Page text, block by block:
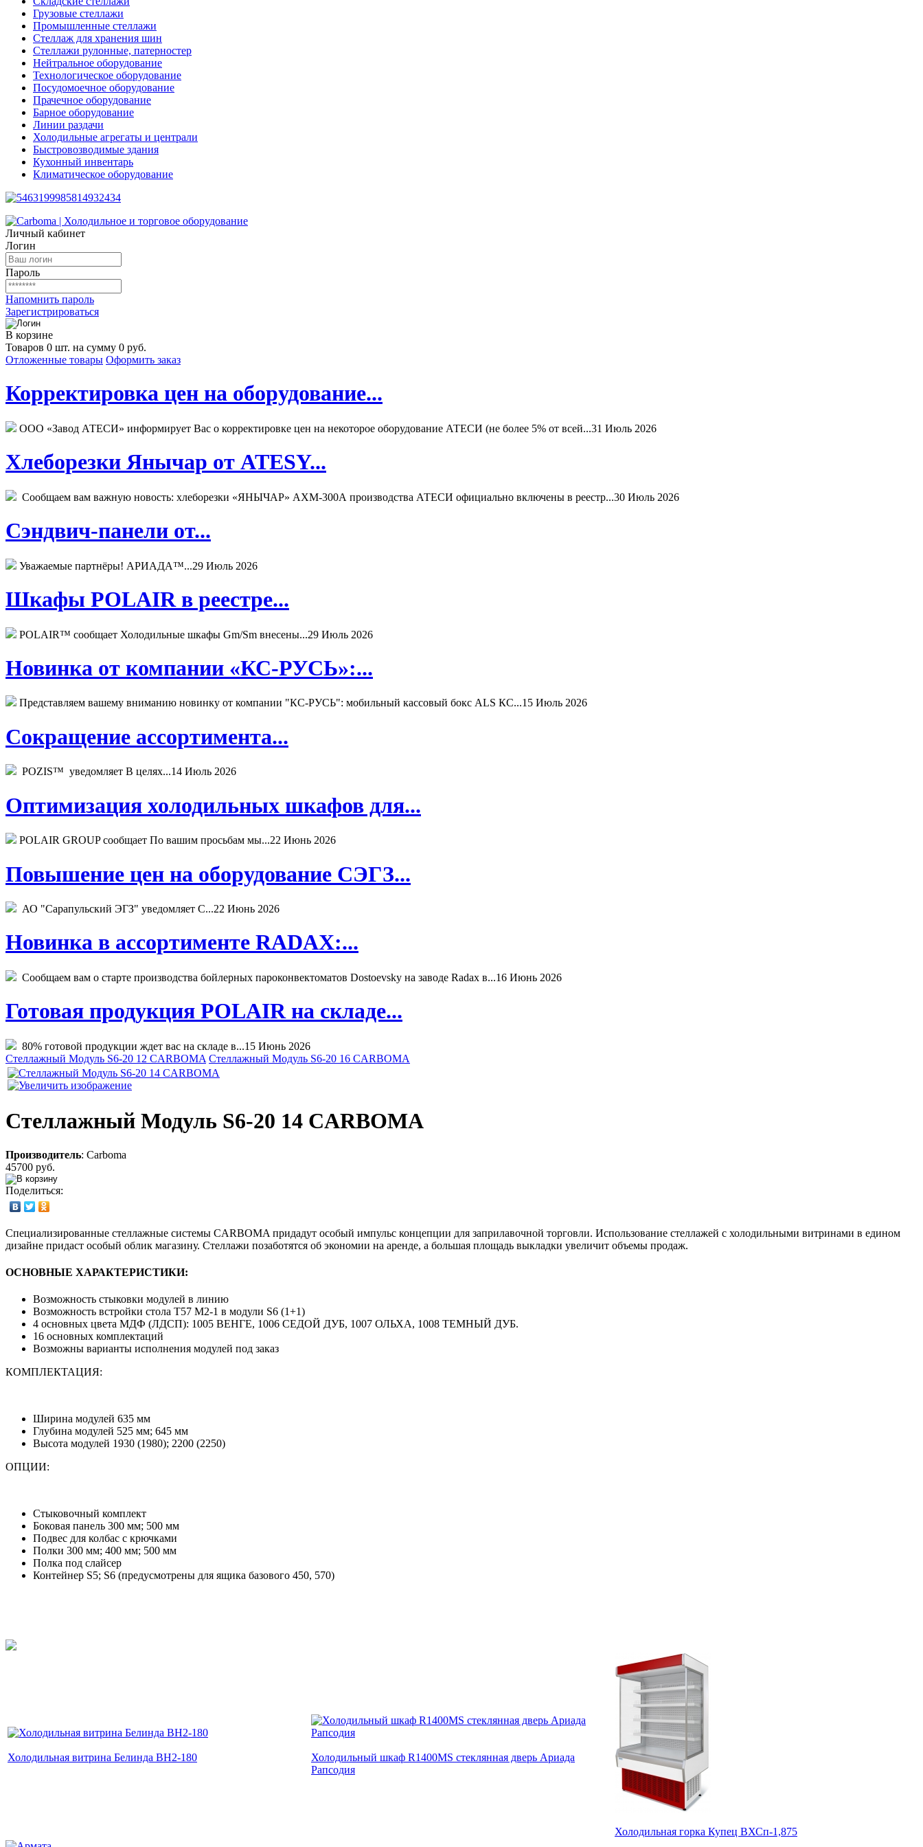
Грузовые стеллажи
Промышленные стеллажи
Стеллаж для хранения шин
Стеллажи рулонные, патерностер
Нейтральное оборудование
Технологическое оборудование
Посудомоечное оборудование
Прачечное оборудование
Барное оборудование
Линии раздачи
Холодильные агрегаты и централи
Быстровозводимые здания
Кухонный инвентарь
Климатическое оборудование
Личный кабинет
Логин
Пароль
Напомнить пароль
Зарегистрироваться
В корзине
Товаров 0 шт. на сумму 0 руб.
Отложенные товары Оформить заказ
Корректировка цен на оборудование...
ООО «Завод АТЕСИ» информирует Вас о корректировке цен на некоторое оборудование АТЕСИ (не более 5% от всей...31 Июль 2026
Хлеборезки Янычар от ATESY...
Сообщаем вам важную новость: хлеборезки «ЯНЫЧАР» АХМ-300А производства АТЕСИ официально включены в реестр...30 Июль 2026
Сэндвич-панели от...
Уважаемые партнёры! АРИАДА™...29 Июль 2026
Шкафы POLAIR в реестре...
POLAIR™ сообщает Холодильные шкафы Gm/Sm внесены...29 Июль 2026
Новинка от компании «КС-РУСЬ»:...
Представляем вашему вниманию новинку от компании "КС-РУСЬ": мобильный кассовый бокс ALS КС...15 Июль 2026
Сокращение ассортимента...
POZIS™ уведомляет В целях...14 Июль 2026
Оптимизация холодильных шкафов для...
POLAIR GROUP сообщает По вашим просьбам мы...22 Июнь 2026
Повышение цен на оборудование СЭГЗ...
АО "Сарапульский ЭГЗ" уведомляет С...22 Июнь 2026
Новинка в ассортименте RADAX:...
Сообщаем вам о старте производства бойлерных пароконвектоматов Dostoevsky на заводе Radax в...16 Июнь 2026
Готовая продукция POLAIR на складе...
80% готовой продукции ждет вас на складе в...15 Июнь 2026
Стеллажный Модуль S6-20 12 CARBOMA Стеллажный Модуль S6-20 16 CARBOMA
Стеллажный Модуль S6-20 14 CARBOMA
Производитель: Carboma
45700 руб.
Поделиться:
Специализированные стеллажные системы CARBOMA придадут особый импульс концепции для заприлавочной торговли. Использование стеллажей с холодильными витринами в едином
дизайне придаст особый облик магазину. Стеллажи позаботятся об экономии на аренде, а большая площадь выкладки увеличит объемы продаж.
ОСНОВНЫЕ ХАРАКТЕРИСТИКИ:
Возможность стыковки модулей в линию
Возможность встройки стола T57 M2-1 в модули S6 (1+1)
4 основных цвета МДФ (ЛДСП): 1005 ВЕНГЕ, 1006 СЕДОЙ ДУБ, 1007 ОЛЬХА, 1008 ТЕМНЫЙ ДУБ.
16 основных комплектаций
Возможны варианты исполнения модулей под заказ
КОМПЛЕКТАЦИЯ:
Ширина модулей 635 мм
Глубина модулей 525 мм; 645 мм
Высота модулей 1930 (1980); 2200 (2250)
ОПЦИИ:
Стыковочный комплект
Боковая панель 300 мм; 500 мм
Подвес для колбас с крючками
Полки 300 мм; 400 мм; 500 мм
Полка под слайсер
Контейнер S5; S6 (предусмотрены для ящика базового 450, 570)
Холодильная витрина Белинда ВН2-180
Холодильный шкаф R1400MS стеклянная дверь Ариада
Рапсодия
Холодильная горка Купец ВХСп-1,875